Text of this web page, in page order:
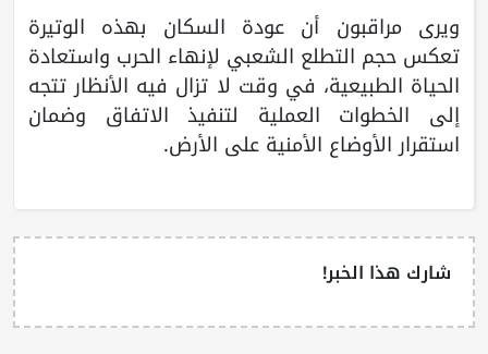
ويرى مراقبون أن عودة السكان بهذه الوتيرة
تعكس حجم التطلع الشعبي لإنهاء الحرب واستعادة
الحياة الطبيعية، في وقت لا تزال فيه الأنظار تتجه
إلى الخطوات العملية لتنفيذ الاتفاق وضمان
استقرار الأوضاع الأمنية على الأرض.
شارك هذا الخبر!